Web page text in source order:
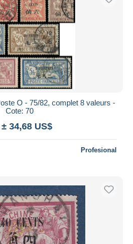
O - 75/82, complet 8 valeurs -
Cote: 70
± 34,68 US$
Profesional